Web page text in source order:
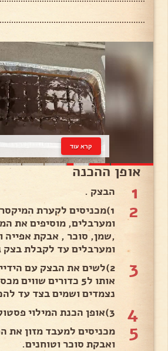
קרא עוד
אופן ההכנה
1 הבצק .
2
1)מכניסים לקערת
ומערבלים, מוסיפים את
,שמן, סוכר , אבקת אפייה
ומערבלים עד לקבלת בצק
3
2)לשים את הבצק עם
אותו ל5 כדורים שווים
נצמדים ושמים בצד עד
4 3)אופן הכנת המילוי פסטוקים .
5
מכניסים למעבד מזון את
ואבקת סוכר וטוחנים.